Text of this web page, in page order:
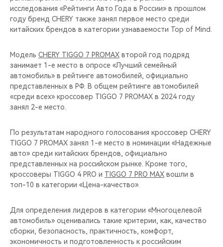
исследования «Рейтинги Авто Года в России» в прошлом
году бренд CHERY также занял первое место среди
китайских брендов в категории узнаваемости Top of Mind.
Модель CHERY TIGGO 7 PROMAX второй год подряд
занимает 1-е место в опросе «Лучший семейный
автомобиль» в рейтинге автомобилей, официально
представленных в РФ. В общем рейтинге автомобилей
«среди всех» кроссовер TIGGO 7 PROMAX в 2024 году
занял 2-е место.
По результатам народного голосования кроссовер CHERY
TIGGO 7 PROMAX занял 1-е место в номинации «Надежные
авто» среди китайских брендов, официально
представленных на российском рынке. Кроме того,
кроссоверы TIGGO 4 PRO и TIGGO 7 PRO MAX вошли в
топ-10 в категории «Цена-качество».
Для определения лидеров в категории «Многоцелевой
автомобиль» оценивались такие критерии, как, качество
сборки, безопасность, практичность, комфорт,
экономичность и подготовленность к российским